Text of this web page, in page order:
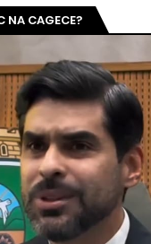
NA CAGECE?